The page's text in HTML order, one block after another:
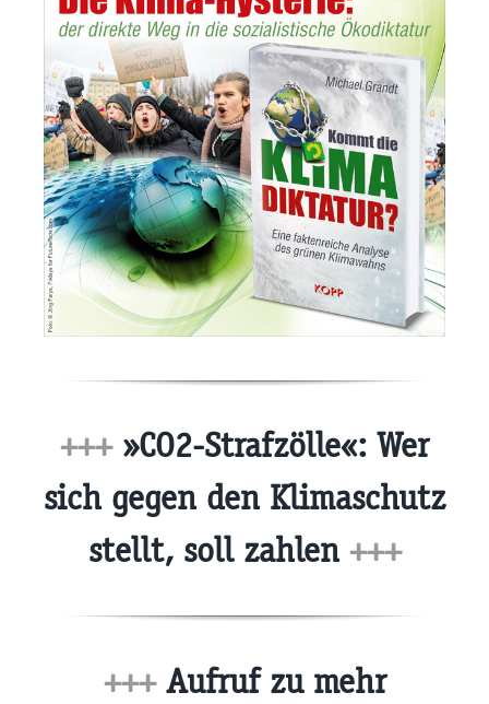
+++»CO2-Strafzölle«: Wer
sich gegen den Klimaschutz
stellt, soll zahlen +++
+++Aufruf zu mehr